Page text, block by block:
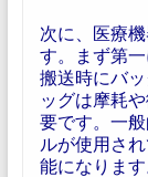
次に、医療
す。まず第
搬送時にバ
ッグは摩耗
要です。一
ルが使用さ
能になります